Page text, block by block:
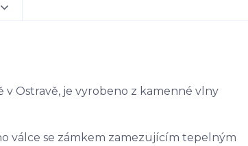
v Ostravě, je vyrobeno z kamenné vlny
válce se zámkem zamezujícím tepelným